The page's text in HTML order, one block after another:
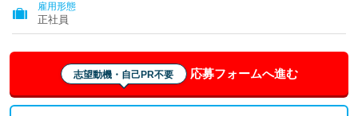
雇用形態
正社員
志望動機・自己PR不要 応募フォームへ進む